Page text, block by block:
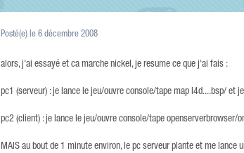
Posté(e) le 6 décembre 2008
alors, j'ai essayé et ca marche nickel, je resume ce que j'ai fais :
pc1 (serveur) : je lance le jeu/ouvre console/tape map l4d....bsp/ et
pc2 (client) : je lance le jeu/ouvre console/tape
MAIS au bout de 1 minute environ, le pc serveur plante et me lance